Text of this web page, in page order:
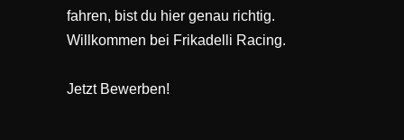
fahren, bist du hier genau richtig.
Willkommen bei Frikadelli Racing.
Jetzt Bewerben!